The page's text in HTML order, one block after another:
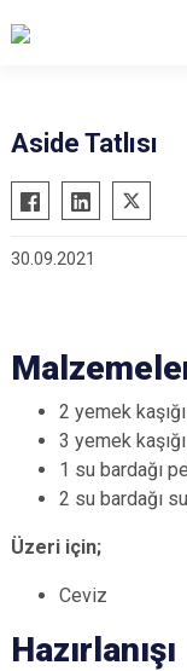
Aside Tatlısı
30.09.2021
2 yemek
3 yemek
1 su bardağı
2 su bardağı su
Üzeri için;
Ceviz
Hazırlanışı